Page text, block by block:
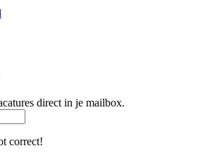
maand
direct in je mailbox.
correct!